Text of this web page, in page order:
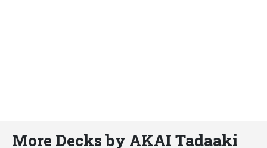
More Decks by AKAI Tadaaki